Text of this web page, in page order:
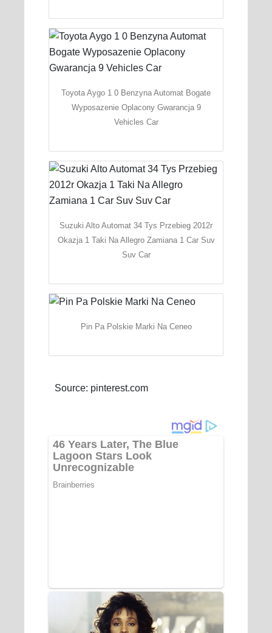
Toyota Aygo 1 0 Benzyna Automat Bogate
Wyposazenie Oplacony Gwarancja 9
Vehicles Car
Suzuki Alto Automat 34 Tys Przebieg 2012r
Okazja 1 Taki Na Allegro Zamiana 1 Car Suv
Suv Car
Pin Pa Polskie Marki Na Ceneo
Source: pinterest.com